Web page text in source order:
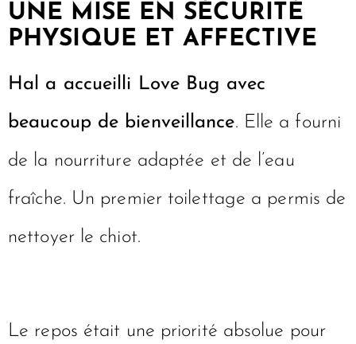
UNE MISE EN SÉCURITÉ
PHYSIQUE ET AFFECTIVE
Hal a accueilli Love Bug avec
beaucoup de bienveillance. Elle a fourni
de la nourriture adaptée et de l’eau
fraîche. Un premier toilettage a permis de
nettoyer le chiot.
Le repos était une priorité absolue pour